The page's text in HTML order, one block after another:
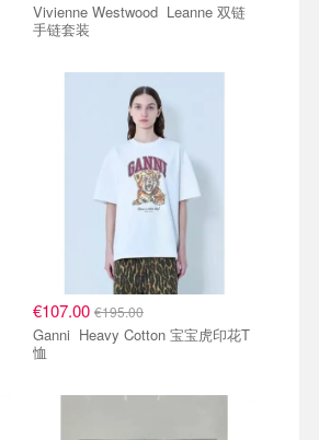
Vivienne Westwood Leanne 双链
手链套装
€107.00 €195.00
Ganni Heavy Cotton 宝宝虎印花T
恤